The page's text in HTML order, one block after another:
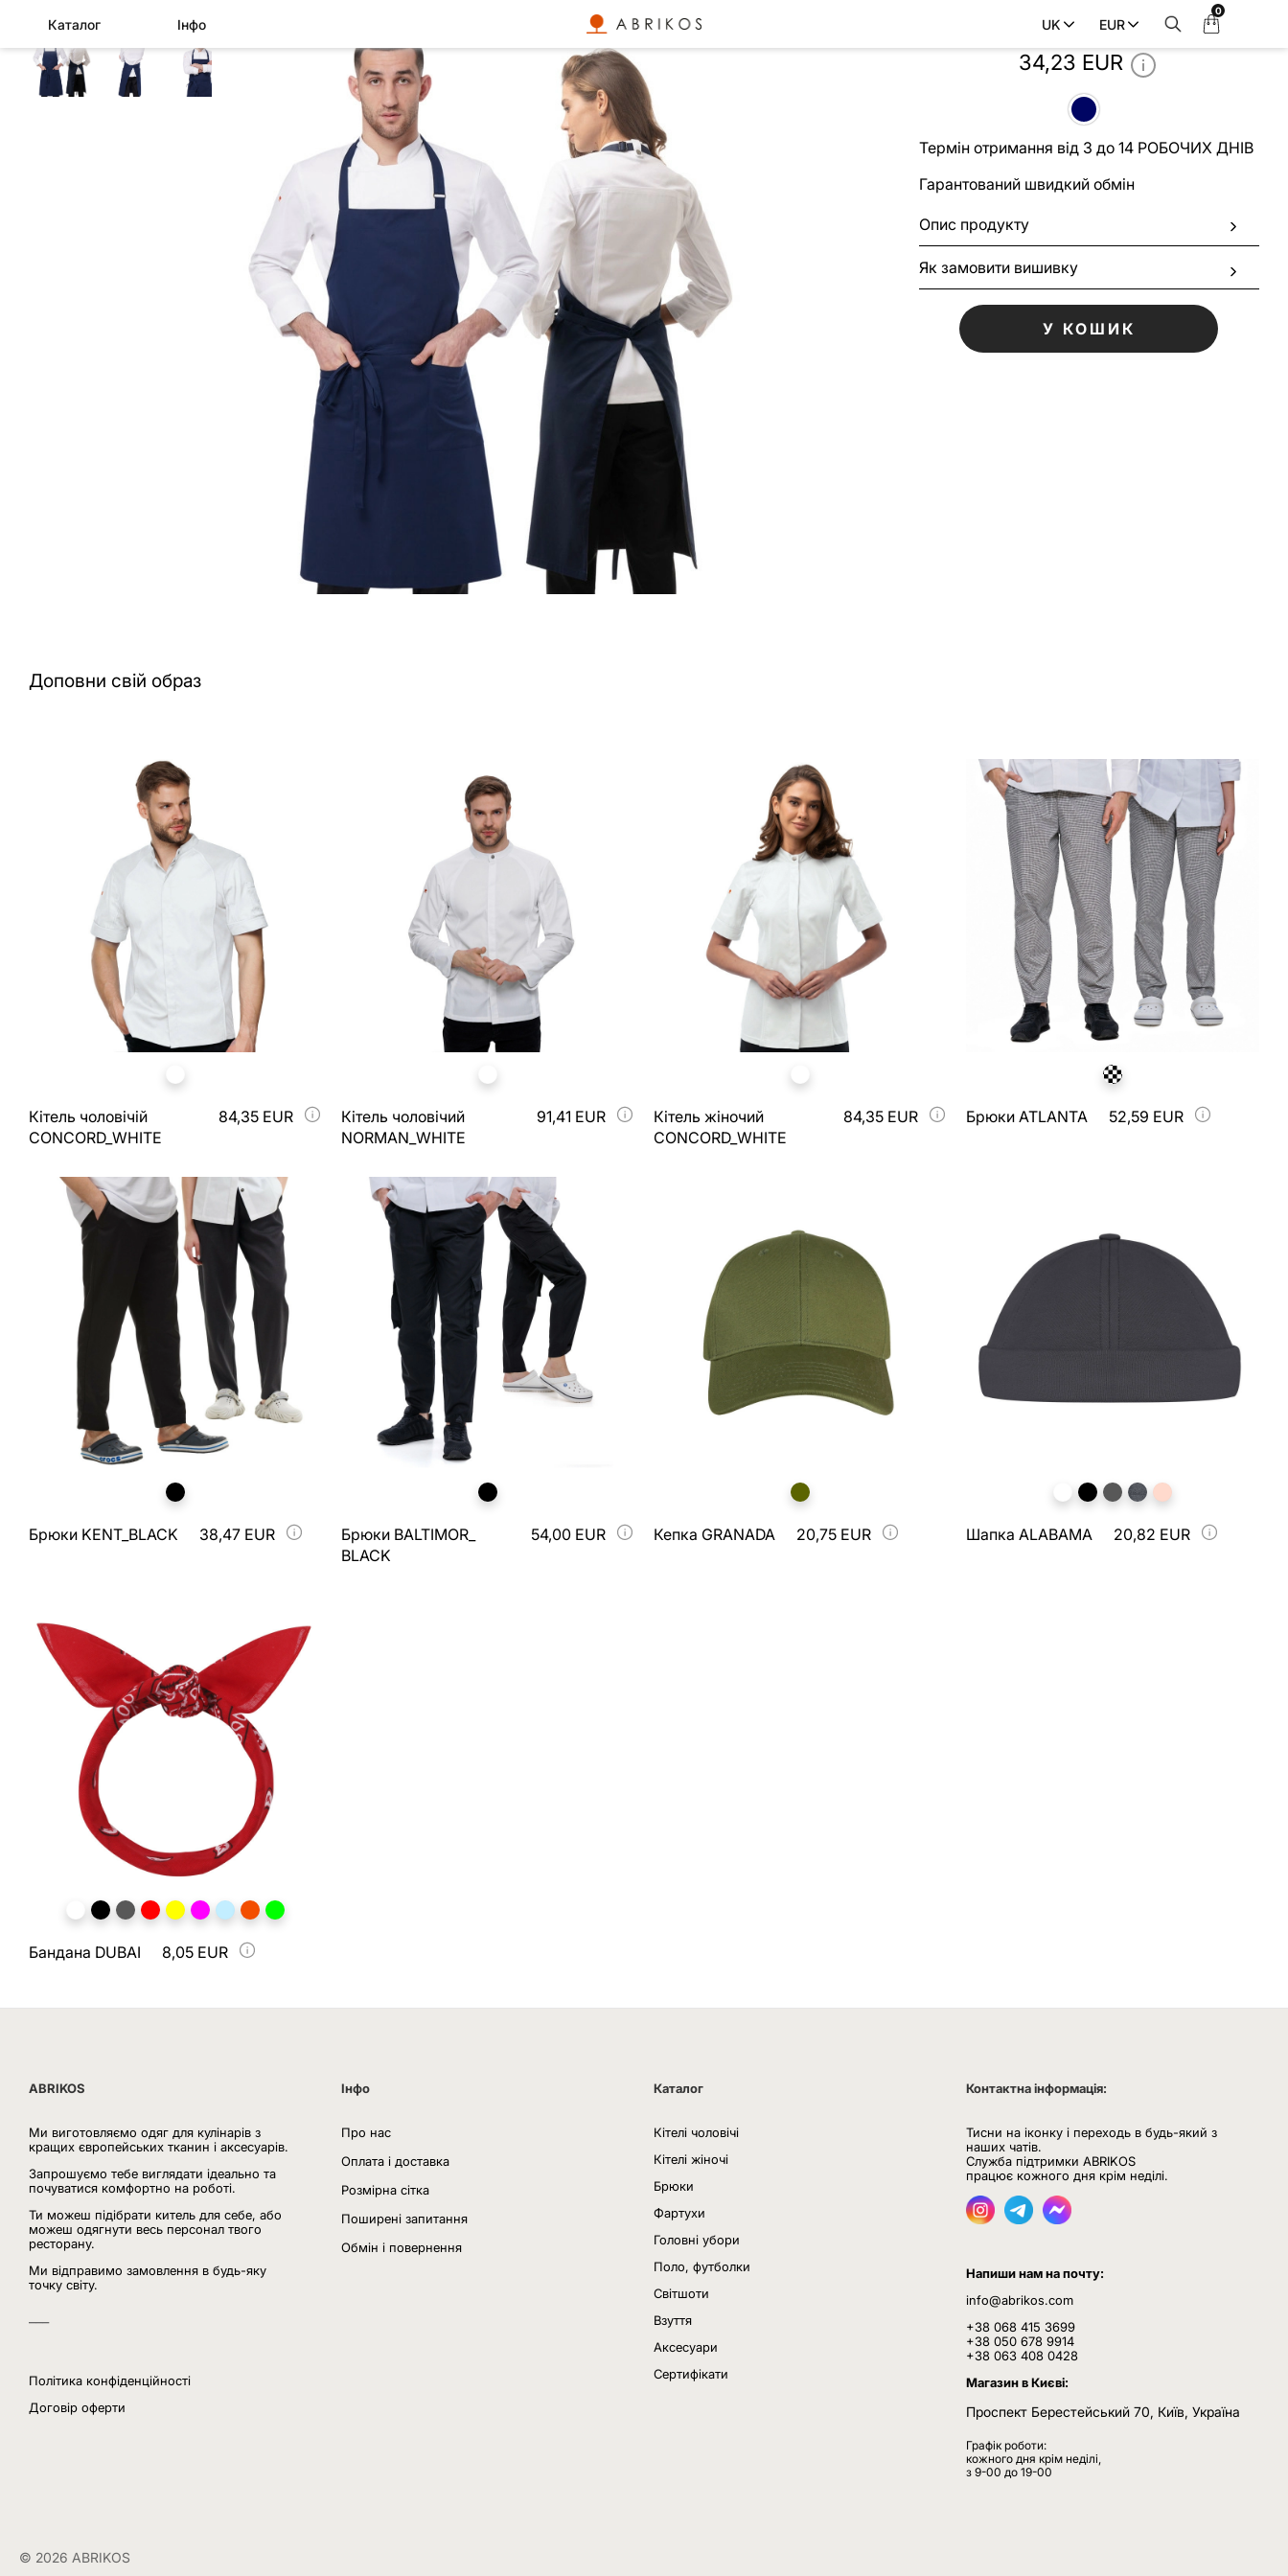
Каталог Інфо UK EUR
0
Фартух OREGON_NAVY
34,23 EUR
Термін отримання від 3 до 14 РОБОЧИХ ДНІВ
Гарантований швидкий обмін
Опис продукту
Як замовити вишивку
У КОШИК
Доповни свій образ
Кітель чоловічій
CONCORD_WHITE
84,35 EUR
Кітель чоловічий
NORMAN_WHITE
91,41 EUR
Кітель жіночий
CONCORD_WHITE
84,35 EUR Брюки ATLANTA 52,59 EUR
Брюки KENT_BLACK 38,47 EUR
Брюки BALTIMOR_
BLACK
54,00 EUR Кепка GRANADA 20,75 EUR Шапка ALABAMA 20,82 EUR
Бандана DUBAI 8,05 EUR
ABRIKOS
Ми виготовляємо одяг для кулінарів з
кращих європейських тканин і аксесуарів.
Запрошуємо тебе виглядати ідеально та
почуватися комфортно на роботі.
Ти можеш підібрати китель для себе, або
можеш одягнути весь персонал твого
ресторану.
Ми відправимо замовлення в будь-яку
точку світу.
Політика конфіденційності
Договір оферти
Інфо
Про нас
Оплата і доставка
Розмірна сітка
Поширені запитання
Обмін і повернення
Каталог
Кітелі чоловічі
Кітелі жіночі
Брюки
Фартухи
Головні убори
Поло, футболки
Світшоти
Взуття
Аксесуари
Сертифікати
Контактна інформація:
Тисни на іконку і переходь в будь-який з
наших чатів.
Служба підтримки ABRIKOS
працює кожного дня крім неділі.
Напиши нам на почту:
info@abrikos.com
+38 068 415 3699
+38 050 678 9914
+38 063 408 0428
Магазин в Києві:
Проспект Берестейський 70, Київ, Україна
Графік роботи:
кожного дня крім неділі,
з 9-00 до 19-00
© 2026 ABRIKOS